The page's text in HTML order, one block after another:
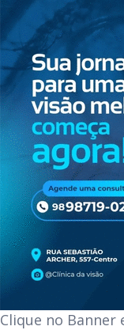
Clique no Banner